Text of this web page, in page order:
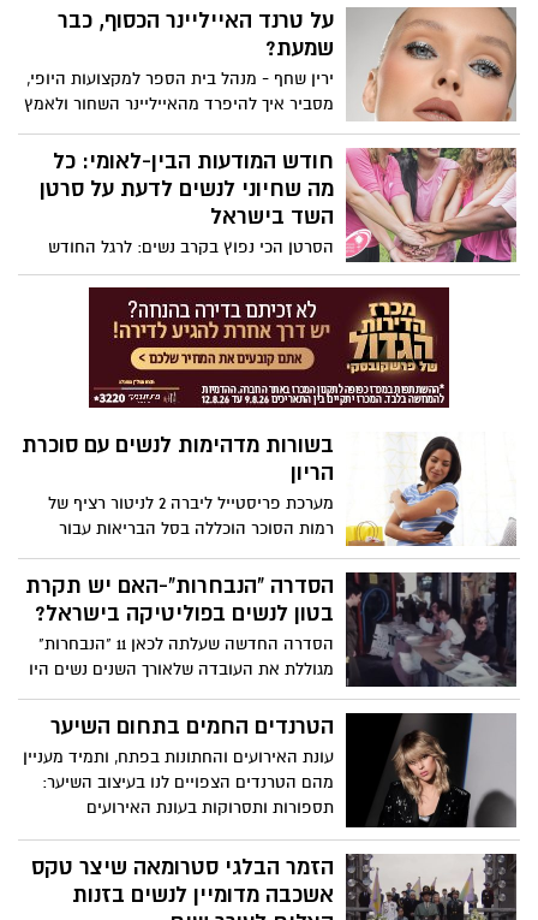
ישראליות.
שורשיו בתוכי. היום, יום המודעות הבינלאומי
לסרטן, ואתן נשים יקרות מתבקשות לעצור
ולהיבדק....
על טרנד האייליינר הכסוף, כבר
שמעת?
ירין שחף - מנהל בית הספר למקצועות היופי,
מסביר איך להיפרד מהאייליינר השחור ולאמץ
את המגמה הכסופה
חודש המודעות הבין-לאומי: כל
מה שחיוני לנשים לדעת על סרטן
השד בישראל
הסרטן הכי נפוץ בקרב נשים: לרגל החודש
הבין-לאומי לקידום המאבק בסרטן השד,
האגודה למלחמה בסרטן פרסמה הבוקר
(שלישי) נתונים חדשים, מחקרים מדעיים
והמלצות לציבור הנשים. על פי הערכת
חולות בסרטן השד, וכ-1,100 נפטרו כתוצאה
שבכל יום מתגלות כ-15 נשים חדשות עם סרטן
השד.
בשורות מדהימות לנשים עם סוכרת
הריון
מערכת פריסטייל ליברה 2 לניטור רציף של
רמות הסוכר הוכללה בסל הבריאות עבור
נשים עם סוכרת הריון המטופלות בזריקות
אינסולין
הסדרה "הנבחרות"-האם יש תקרת
בטון לנשים בפוליטיקה בישראל?
הסדרה החדשה שעלתה לכאן 11 "הנבחרות"
מגוללת את העובדה שלאורך השנים נשים היו
מיעוט בכנסת ישראל. זכותן לבחור או להיבחר
לא הייתה מובנת מאליה, ועד היום הן נאבקות
מומחיות ונשות תקשורת, בשילוב חומרי ארכיון
נדירים, הסדרה מתעדת את מאבקן למען ייצוג
בכנסת ובמוקדי קבלת ההחלטות הפוליטיות,
חקיקה שעוסקת בנשים ובמאבק באי-שוויון
המגדרי המוטמע בכנסת ואפשרות להתקדם
לראשות מפלגה ולראשות הממשלה. ח”כיות
הטרנדים החמים בתחום השיער
עונת האירועים והחתונות בפתח, ותמיד מעניין
מהם הטרנדים הצפויים לנו בעיצוב השיער:
תספורות ותסרוקות בעונת האירועים
הזמר הבלגי סטרומאה שיצר טקס
אשכבה מדומיין לנשים בזנות